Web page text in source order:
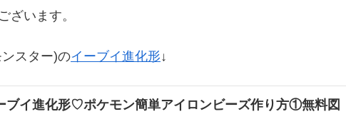
ざいます。
スター)のイーブイ進化形↓
ブイ進化形♡ポケモン簡単アイロンビーズ作り方①無料図